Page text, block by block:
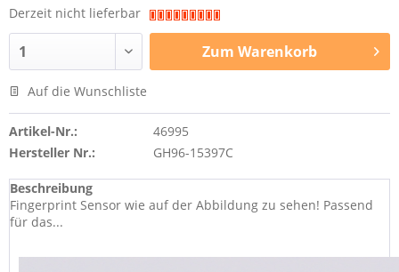
Derzeit nicht lieferbar
Zum Warenkorb
Auf die Wunschliste
Artikel-Nr.:
46995
Hersteller Nr.:
GH96-15397C
Beschreibung
Fingerprint Sensor wie auf der Abbildung zu sehen! Passend
für das...